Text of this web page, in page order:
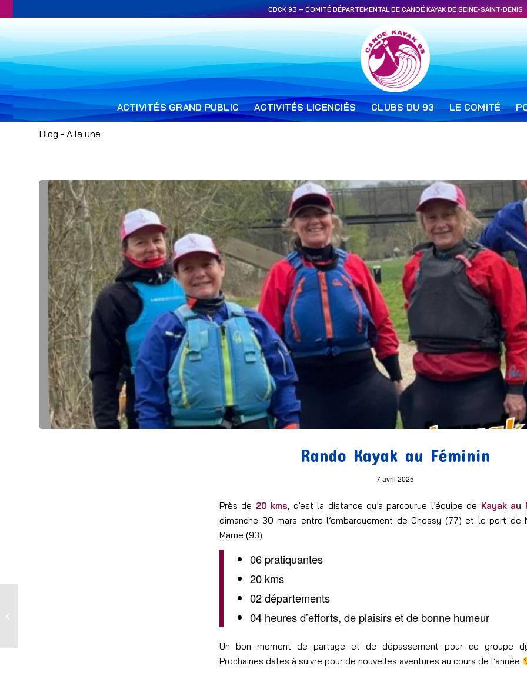
CDCK 93 – COMITÉ DÉPARTEMENTAL DE CANOË KAYAK DE SEINE-SAINT-DENIS
ACTIVITÉS GRAND PUBLIC ACTIVITÉS LICENCIÉS CLUBS DU 93 LE COMITÉ
Blog - A la une
Rando Kayak au Féminin
7 avril 2025
Près de 20 kms , c’est la distance qu’a parcourue l’équipe de Kayak au
dimanche 30 mars entre l’embarquement de Chessy (77) et le port de
Marne (93)
06 pratiquantes
20 kms
02 départements
04 heures d’efforts, de plaisirs et de bonne humeur
Un bon moment de partage et de dépassement pour ce groupe
Prochaines dates à suivre pour de nouvelles aventures au cours de l’année